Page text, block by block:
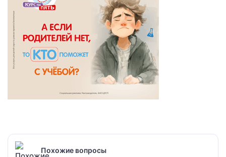
Похожие вопросы